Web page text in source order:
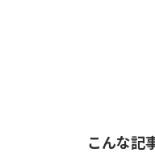
こんな記